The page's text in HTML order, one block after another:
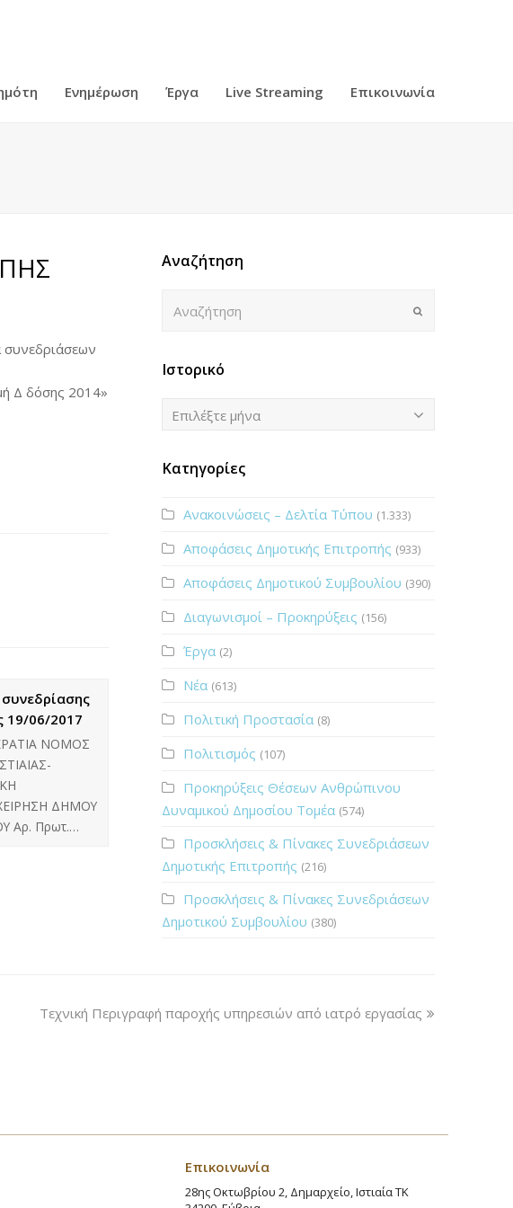
Ενημέρωση Έργα Live Streaming Επικοινωνία
συνεδριάσεων
Δ δόσης 2014»
19/06/2017
ΝΟΜΟΣ
ΔΗΜΟΥ
Αρ. Πρωτ.…
Αναζήτηση
Ιστορικό
Ιστορικό
Επιλέξτε μήνα
Κατηγορίες
Ανακοινώσεις – Δελτία Τύπου (1.333)
Αποφάσεις Δημοτικής Επιτροπής (933)
Αποφάσεις Δημοτικού Συμβουλίου (390)
Διαγωνισμοί – Προκηρύξεις (156)
Έργα (2)
Νέα (613)
Πολιτική Προστασία (8)
Πολιτισμός (107)
Προκηρύξεις Θέσεων Ανθρώπινου
Δυναμικού Δημοσίου Τομέα (574)
Προσκλήσεις & Πίνακες Συνεδριάσεων
Δημοτικής Επιτροπής (216)
Προσκλήσεις & Πίνακες Συνεδριάσεων
Δημοτικού Συμβουλίου (380)
Τεχνική Περιγραφή παροχής υπηρεσιών από ιατρό εργασίας
Επικοινωνία
28ης Οκτωβρίου 2, Δημαρχείο, Ιστιαία ΤΚ